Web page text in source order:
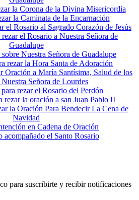
para suscribirte y recibir notificaciones